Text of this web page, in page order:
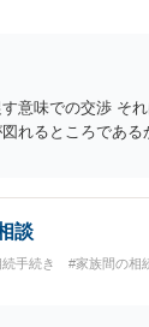
意味での交渉 そ
れるところであ
談
手続き #家族間の相